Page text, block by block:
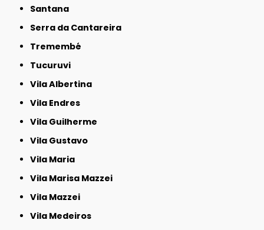
Santana
Serra da Cantareira
Tremembé
Tucuruvi
Vila Albertina
Vila Endres
Vila Guilherme
Vila Gustavo
Vila Maria
Vila Marisa Mazzei
Vila Mazzei
Vila Medeiros